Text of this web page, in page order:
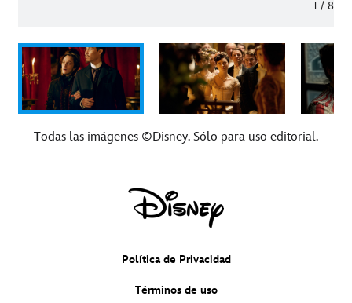
1 / 8
Todas las imágenes ©Disney. Sólo para uso editorial.
Política de Privacidad
Términos de uso